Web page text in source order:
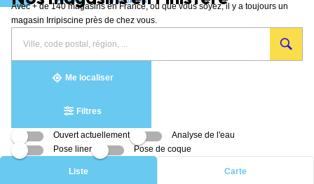
Aller au contenu
Avec + de 140 magasins en France, où que vous soyez, il y a toujours un
magasin Irripiscine près de chez vous.
Rechercher
Veuillez
renseigner
{{count}}
résultat(s)
Me localiser
Filtres
Ouvert actuellement
Analyse de l'eau
Pose liner
Pose de coque
Liste Carte